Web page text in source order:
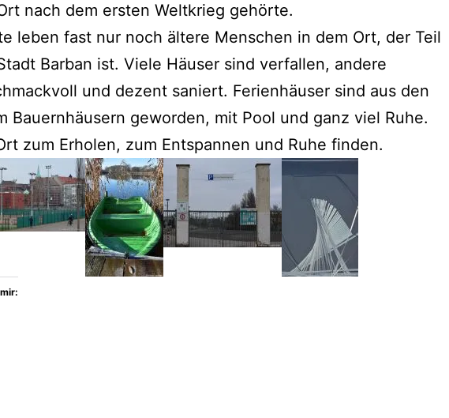
nach dem ersten Weltkrieg gehörte.
leben fast nur noch ältere Menschen in dem Ort, der Teil
Barban ist. Viele Häuser sind verfallen, andere
und dezent saniert. Ferienhäuser sind aus den
Bauernhäusern geworden, mit Pool und ganz viel Ruhe.
zum Erholen, zum Entspannen und Ruhe finden.